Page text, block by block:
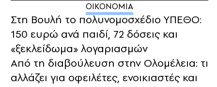
ΟΙΚΟΝΟΜΙΑ
Στη Βουλή το πολυνομοσχέδιο ΥΠΕΘΟ:
150 ευρώ ανά παιδί, 72 δόσεις και
«ξεκλείδωμα» λογαριασμών
Από τη διαβούλευση στην Ολομέλεια: τι
αλλάζει για οφειλέτες, ενοικιαστές και